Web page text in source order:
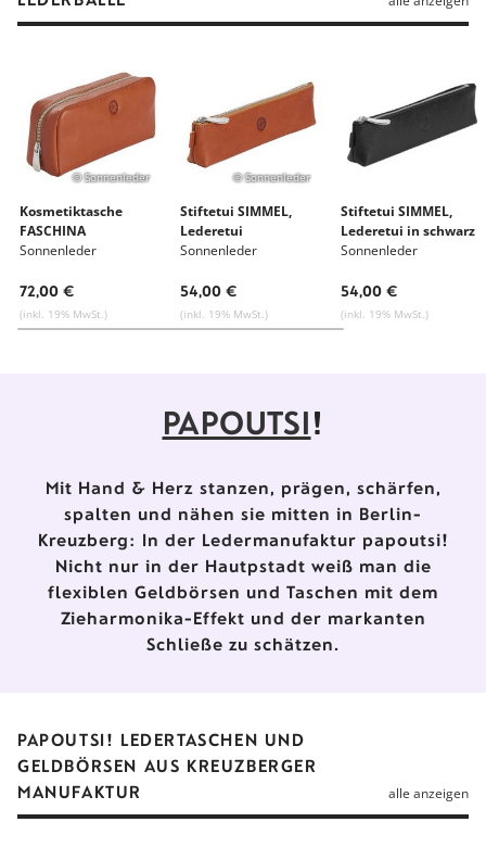
© Sonnenleder
Kosmetiktasche
FASCHINA
Sonnenleder
72,00 €
(inkl. 19% MwSt.)
© Sonnenleder
Stiftetui SIMMEL,
Lederetui
Sonnenleder
54,00 €
(inkl. 19% MwSt.)
Stiftetui SIMMEL,
Lederetui in schwarz
Sonnenleder
54,00 €
(inkl. 19% MwSt.)
PAPOUTSI!
Mit Hand & Herz stanzen, prägen, schärfen,
spalten und nähen sie mitten in Berlin-
Kreuzberg: In der Ledermanufaktur papoutsi!
Nicht nur in der Hautpstadt weiß man die
flexiblen Geldbörsen und Taschen mit dem
Zieharmonika-Effekt und der markanten
Schließe zu schätzen.
PAPOUTSI! LEDERTASCHEN UND
GELDBÖRSEN AUS KREUZBERGER
MANUFAKTUR
alle anzeigen